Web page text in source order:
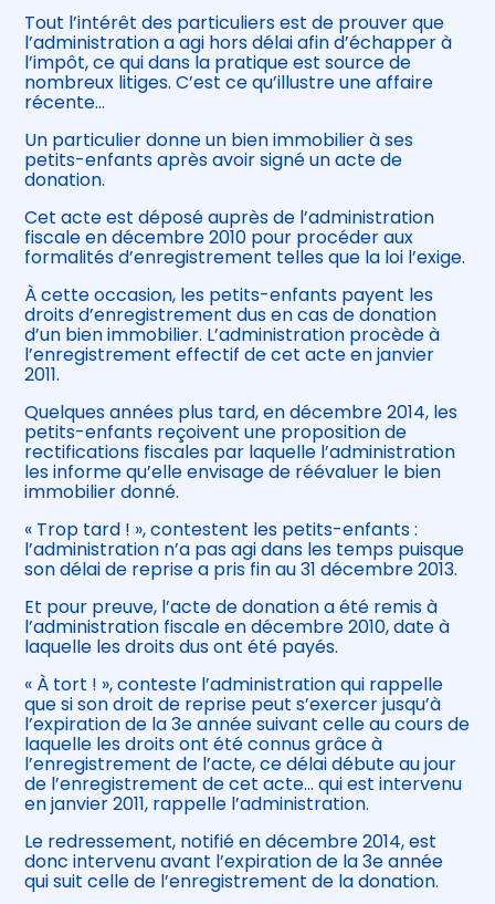
Tout l’intérêt des particuliers est de prouver que
l’administration a agi hors délai afin d’échapper à
l’impôt, ce qui dans la pratique est source de
nombreux litiges. C’est ce qu’illustre une affaire
récente…
Un particulier donne un bien immobilier à ses
petits-enfants après avoir signé un acte de
donation.
Cet acte est déposé auprès de l’administration
fiscale en décembre 2010 pour procéder aux
formalités d’enregistrement telles que la loi l’exige.
À cette occasion, les petits-enfants payent les
droits d’enregistrement dus en cas de donation
d’un bien immobilier. L’administration procède à
l’enregistrement effectif de cet acte en janvier
2011.
Quelques années plus tard, en décembre 2014, les
petits-enfants reçoivent une proposition de
rectifications fiscales par laquelle l’administration
les informe qu’elle envisage de réévaluer le bien
immobilier donné.
« Trop tard ! », contestent les petits-enfants :
l’administration n’a pas agi dans les temps puisque
son délai de reprise a pris fin au 31 décembre 2013.
Et pour preuve, l’acte de donation a été remis à
l’administration fiscale en décembre 2010, date à
laquelle les droits dus ont été payés.
« À tort ! », conteste l’administration qui rappelle
que si son droit de reprise peut s’exercer jusqu’à
l’expiration de la 3e année suivant celle au cours de
laquelle les droits ont été connus grâce à
l’enregistrement de l’acte, ce délai débute au jour
de l’enregistrement de cet acte… qui est intervenu
en janvier 2011, rappelle l’administration.
Le redressement, notifié en décembre 2014, est
donc intervenu avant l’expiration de la 3e année
qui suit celle de l’enregistrement de la donation.